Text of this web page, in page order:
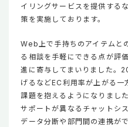
イリングサービスを提供する
策を実施しております。
Web上で手持ちのアイテムと
る相談を手軽にできる点が評
進に寄与してまいりました。
げるなどEC利用率が上がる一
課題を抱えるようになりまし
サポートが異なるチャットシ
データ分断や部門間の連携が